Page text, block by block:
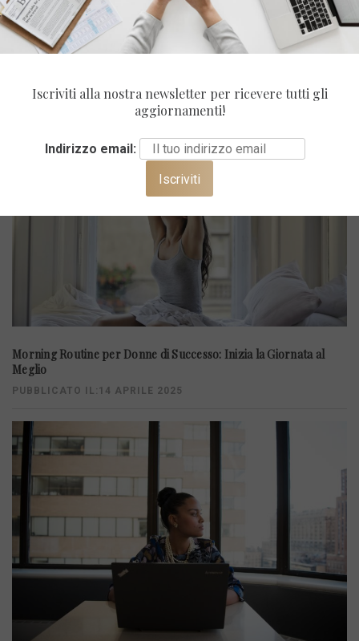
Vita In Ufficio
Morning Routine per Donne di Successo: Inizia la Giornata al
Meglio
PUBBLICATO IL:14 APRILE 2025
Iscriviti alla nostra newsletter per ricevere tutti gli
aggiornamenti!
Indirizzo email: